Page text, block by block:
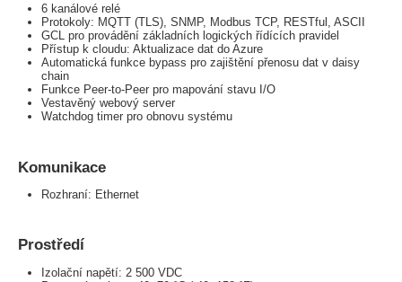
6 kanálové relé
Protokoly: MQTT (TLS), SNMP, Modbus TCP, RESTful, ASCII
GCL pro provádění základních logických řídících pravidel
Přístup k cloudu: Aktualizace dat do Azure
Automatická funkce bypass pro zajištění přenosu dat v daisy
chain
Funkce Peer-to-Peer pro mapování stavu I/O
Vestavěný webový server
Watchdog timer pro obnovu systému
Komunikace
Rozhraní: Ethernet
Prostředí
Izolační napětí: 2 500 VDC